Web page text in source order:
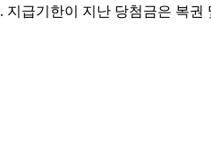
급기한이 지난 당첨금은 복권